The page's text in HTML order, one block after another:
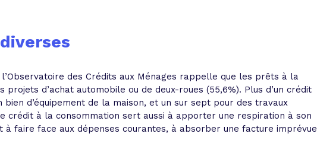
des Crédits aux Ménages rappelle que les prêts à la
d’achat automobile ou de deux-roues (55,6%). Plus d’un crédit
bien d’équipement de la maison, et un sur sept pour des travaux
crédit à la consommation sert aussi à apporter une respiration à son
faire face aux dépenses courantes, à absorber une facture imprévue